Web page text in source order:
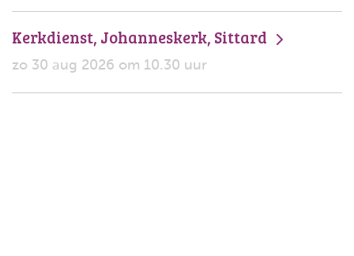
Kerkdienst, Johanneskerk, Sittard
zo 30 aug 2026 om 10.30 uur